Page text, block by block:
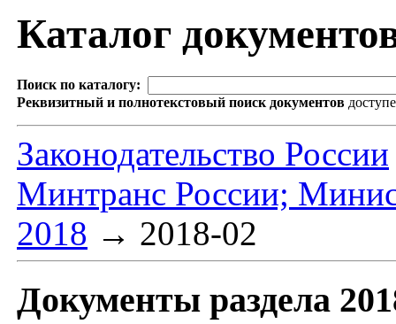
Каталог
Поиск по каталогу:
Реквизитный и полнотекстовый поиск документов
Законодательство России
Минтранс России;
2018 → 2018-02
Документы раздела